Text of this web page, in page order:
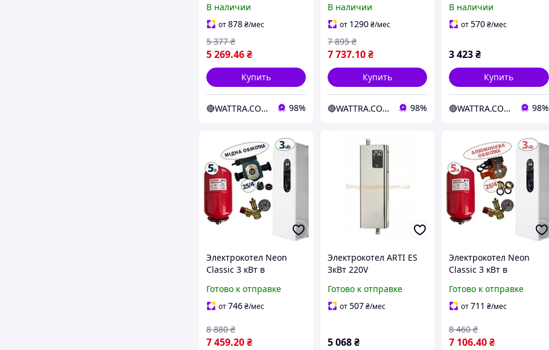
(s13309)
В наличии
от878₴/мес
5 269.46₴
5 377 ₴
Купить
🔴WATTRA.COM.UA - дело техники... 98%
насосом (m13315)
В наличии
от 1290₴/мес
7 737.10₴
7 895 ₴
Купить
🔴WATTRA.COM.UA - дело техники... 98%
термостат, силовой
автомат (E13335)
В наличии
от570₴/мес
3 423₴
Купить
🔴WATTRA.COM.UA - дело техники... 98%
Электрокотел Neon
Classic 3 кВт в
медной обмоткой,
бачком 5 л и группой
Готово к отправке
от746₴/мес
7 459.20₴
8 880 ₴
Электрокотел ARTI ES
3кВт 220V
Готово к отправке
от507₴/мес
5 068₴
Электрокотел Neon
Classic 3 кВт в
алюм. обмоткой,
бачком 5 л и гр.
Готово к отправке
от711 ₴/мес
7 106.40₴
8 460 ₴